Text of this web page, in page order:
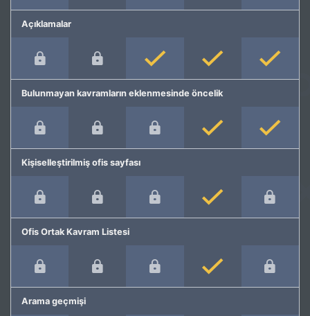
Açıklamalar
Bulunmayan kavramların eklenmesinde öncelik
Kişiselleştirilmiş ofis sayfası
Ofis Ortak Kavram Listesi
Arama geçmişi